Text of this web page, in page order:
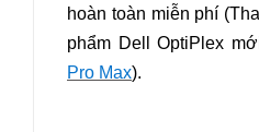
hoàn toàn miễn phí
phẩm Dell OptiPlex
Pro Max).